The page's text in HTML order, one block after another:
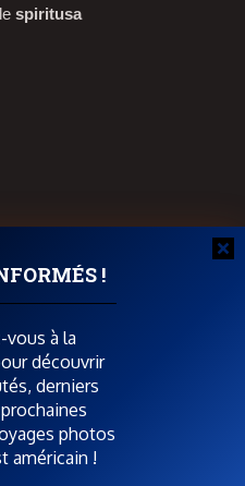
!
vous à la
découvrir
derniers
photos
américain !
spiritusa